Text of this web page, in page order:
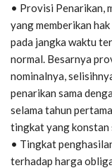
• Provisi Penarikan,
yang memberikan
pada jangka waktu
normal. Besarnya
nominalnya,
penarikan sama
selama tahun
tingkat yang konstan
• Tingkat
terhadap harga